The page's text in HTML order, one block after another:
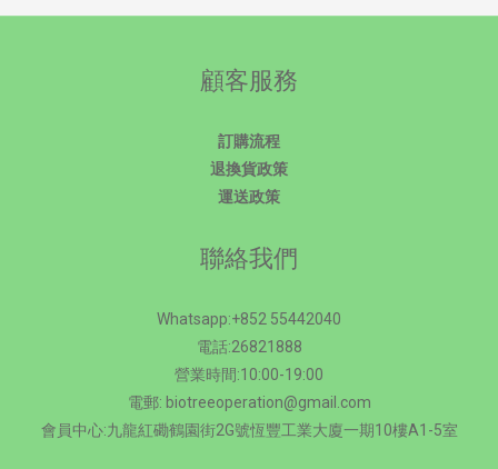
顧客服務
訂購流程
退換貨政策
運送政策
聯絡我們
Whatsapp:+852 55442040
電話:26821888
營業時間:10:00-19:00
電郵: biotreeoperation@gmail.com
會員中心:九龍紅磡鶴園街2G號恆豐工業大廈一期10樓A1-5室